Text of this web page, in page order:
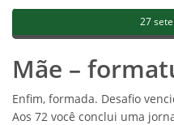
27
Mãe –
Enfim, formada. Desafio
Aos 72 você conclui uma